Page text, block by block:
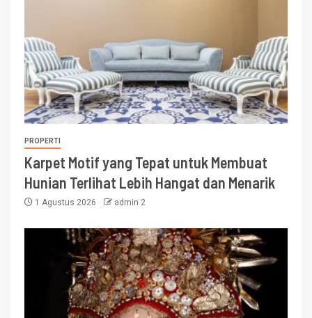
PROPERTI
Karpet Motif yang Tepat untuk Membuat
Hunian Terlihat Lebih Hangat dan Menarik
1 Agustus 2026 admin 2